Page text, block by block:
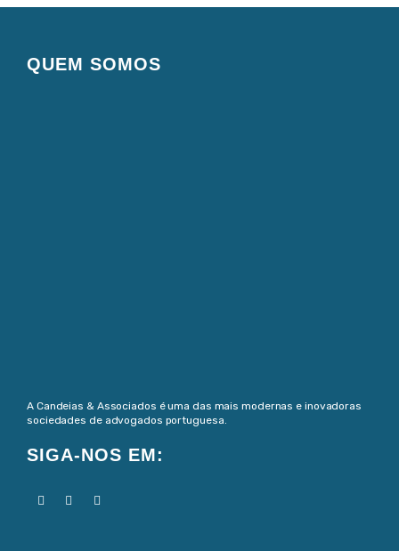
QUEM SOMOS
A Candeias & Associados é uma das mais modernas e inovadoras
sociedades de advogados portuguesa.
SIGA-NOS EM: